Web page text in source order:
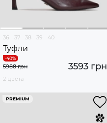
36 37 38 39 40
Туфли
3593 грн
5988 грн
2 цвета
PREMIUM